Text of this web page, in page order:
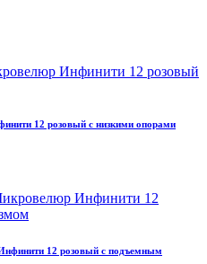
12 розовый с низкими опорами
12 розовый с подъемным